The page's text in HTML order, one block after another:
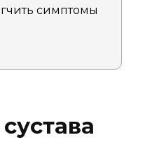
симптомы